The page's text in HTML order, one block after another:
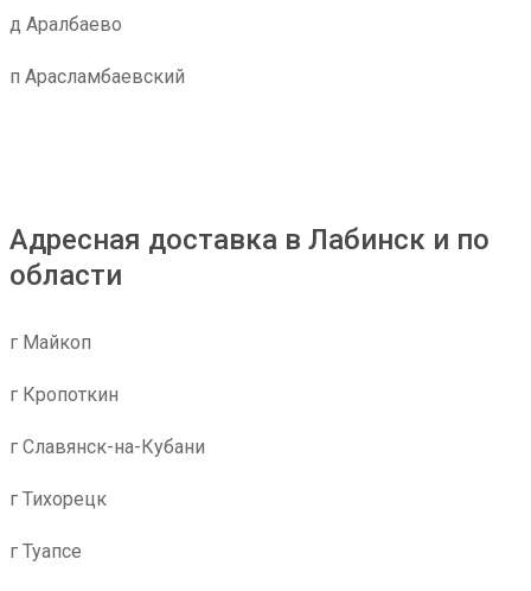
д Аралбаево
п Арасламбаевский
Адресная доставка в Лабинск и по
области
г Майкоп
г Кропоткин
г Славянск-на-Кубани
г Тихорецк
г Туапсе